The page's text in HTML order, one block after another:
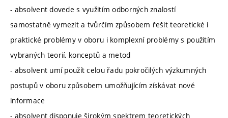
- absolvent dovede s využitím odborných znalostí
samostatně vymezit a tvůrčím způsobem řešit teoretické i
praktické problémy v oboru i komplexní problémy s použitím
vybraných teorií, konceptů a metod
- absolvent umí použít celou řadu pokročilých výzkumných
postupů v oboru způsobem umožňujícím získávat nové
informace
- absolvent disponuje širokým spektrem teoretických